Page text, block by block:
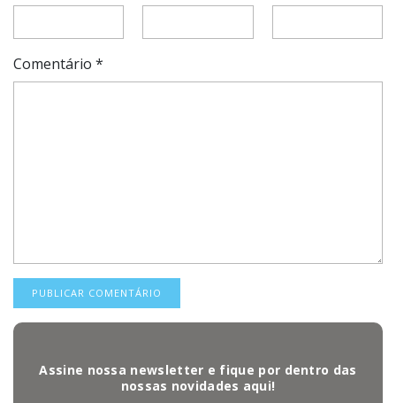
Comentário *
Assine nossa newsletter e fique por dentro das
nossas novidades aqui!